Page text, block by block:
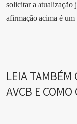
solicitar a atualização
afirmação acima é um
LEIA TAMBÉM
AVCB E COMO